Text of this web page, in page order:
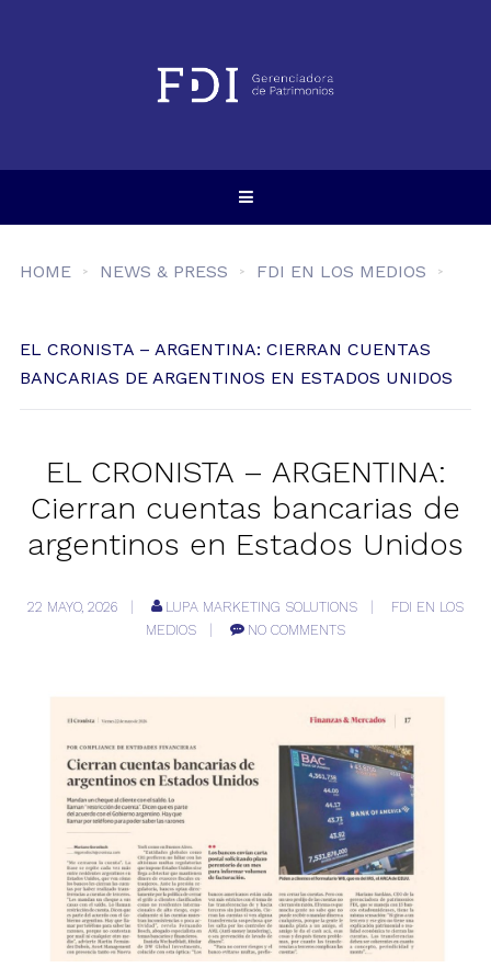
HOME NEWS & PRESS FDI EN LOS MEDIOS
EL CRONISTA – ARGENTINA: CIERRAN CUENTAS
BANCARIAS DE ARGENTINOS EN ESTADOS UNIDOS
EL CRONISTA – ARGENTINA:
Cierran cuentas bancarias de
argentinos en Estados Unidos
22 MAYO, 2026 LUPA MARKETING SOLUTIONS
FDI EN LOS
MEDIOS
NO COMMENTS